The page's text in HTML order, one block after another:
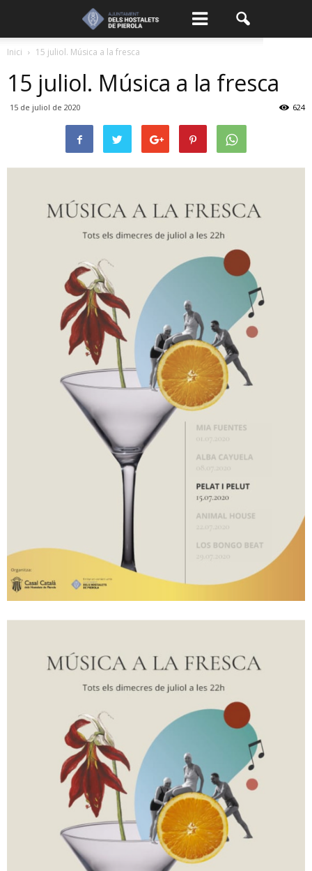
Inici 15 juliol. Música a la fresca
15 juliol. Música a la fresca
15 de juliol de 2020 624